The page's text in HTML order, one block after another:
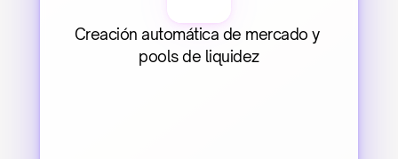
Creación automática de mercado y
pools de liquidez